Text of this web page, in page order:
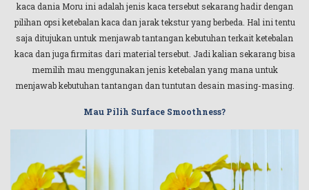
kaca dania Moru ini adalah jenis kaca tersebut sekarang hadir dengan
pilihan opsi ketebalan kaca dan jarak tekstur yang berbeda. Hal ini tentu
saja ditujukan untuk menjawab tantangan kebutuhan terkait ketebalan
kaca dan juga firmitas dari material tersebut. Jadi kalian sekarang bisa
memilih mau menggunakan jenis ketebalan yang mana untuk
menjawab kebutuhan tantangan dan tuntutan desain masing-masing.
Mau Pilih Surface Smoothness?